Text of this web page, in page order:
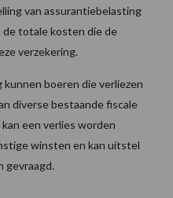
van assurantiebelasting
totale kosten die de
verzekering.
boeren die verliezen
diverse bestaande fiscale
een verlies worden
winsten en kan uitstel
gevraagd.